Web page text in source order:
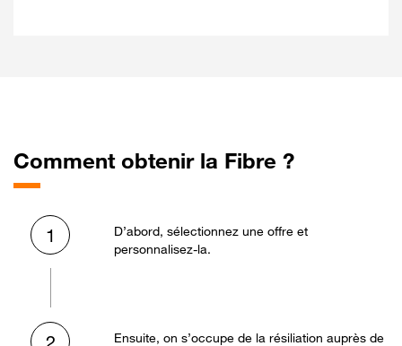
Comment obtenir la Fibre ?
1
D’abord, sélectionnez une offre et
personnalisez-la.
Ensuite, on s’occupe de la résiliation auprès de